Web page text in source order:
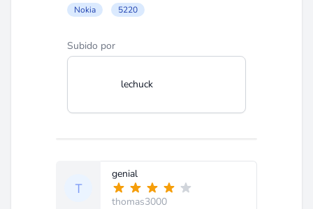
Nokia 5220
Subido por
lechuck
genial
thomas3000